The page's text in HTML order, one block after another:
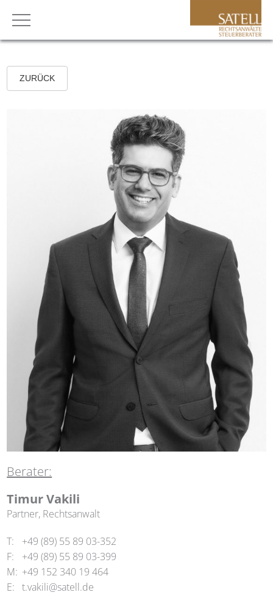
ZURÜCK
Berater:
Timur Vakili
Partner, Rechtsanwalt
T:
+49 (89) 55 89 03-352
F:
+49 (89) 55 89 03-399
M: +49 152 340 19 464
E:
t.vakili@satell.de